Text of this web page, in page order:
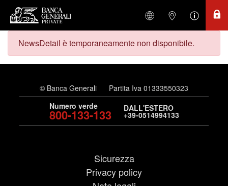
NewsDetail è temporaneamente non disponibile.
© Banca Generali
Partita Iva 01333550323
Numero verde
800-133-133 DALL'ESTERO
+39-0514994133
Sicurezza
Privacy policy